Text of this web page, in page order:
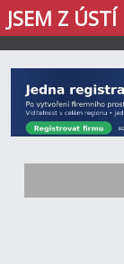
JSEM Z ÚSTÍ